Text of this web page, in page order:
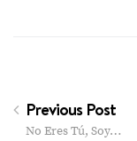
Previous Post
No Eres Tú, Soy…